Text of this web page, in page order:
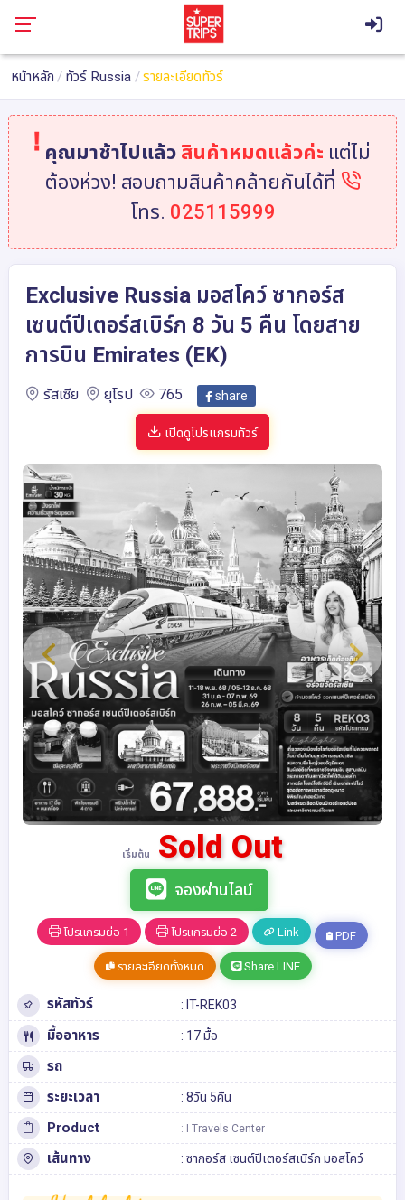
หน้าหลัก ทัวร์ Russia รายละเอียดทัวร์
คุณมาช้าไปแล้ว สินค้าหมดแล้วค่ะ แต่ไม่
ต้องห่วง! สอบถามสินค้าคล้ายกันได้ที่
โทร. 025115999
Exclusive Russia มอสโคว์ ซากอร์ส
เซนต์ปีเตอร์สเบิร์ก 8 วัน 5 คืน โดยสาย
การบิน Emirates (EK)
รัสเซีย ยุโรป 765 share
เปิดดูโปรแกรมทัวร์
เริ่มต้น Sold Out
จองผ่านไลน์
โปรแกรมย่อ 1 โปรแกรมย่อ 2 Link PDF
รายละเอียดทั้งหมด Share LINE
รหัสทัวร์ : IT-REK03
มื้ออาหาร : 17 มื้อ
รถ
ระยะเวลา
: 8วัน 5คืน
Product : I Travels Center
เส้นทาง : ซากอร์ส เซนต์ปีเตอร์สเบิร์ก มอสโคว์